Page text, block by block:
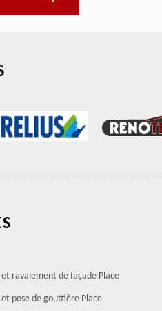
ravalement de façade Place
pose de gouttière Place